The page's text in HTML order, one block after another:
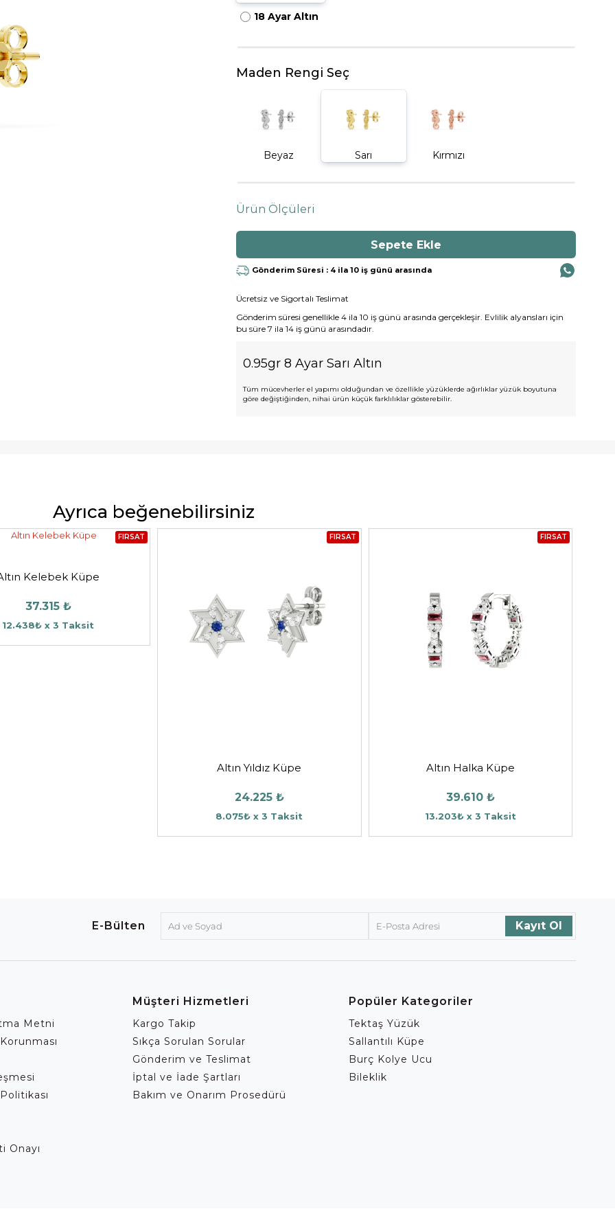
18 Ayar Altın
Maden Rengi Seç
Beyaz Sarı Kırmızı
Ürün Ölçüleri
Gönderim Süresi : 4 ila 10 iş günü arasında
Ücretsiz ve Sigortalı Teslimat
Gönderim süresi genellikle 4 ila 10 iş günü arasında gerçekleşir. Evlilik alyansları için
bu süre 7 ila 14 iş günü arasındadır.
0.95gr 8 Ayar Sarı Altın
Tüm mücevherler el yapımı olduğundan ve özellikle yüzüklerde ağırlıklar yüzük boyutuna
göre değiştiğinden, nihai ürün küçük farklılıklar gösterebilir.
Ayrıca beğenebilirsiniz
FIRSAT
Kelebek Küpe
37.315 ₺
12.438₺ x 3 Taksit
FIRSAT
Altın Yıldız Küpe
24.225 ₺
8.075₺ x 3 Taksit
FIRSAT
Altın Halka Küpe
39.610 ₺
13.203₺ x 3 Taksit
E-Bülten
Metni
Onayı
Müşteri Hizmetleri
Kargo Takip
Sıkça Sorulan Sorular
Gönderim ve Teslimat
İptal ve İade Şartları
Bakım ve Onarım Prosedürü
Popüler Kategoriler
Tektaş Yüzük
Sallantılı Küpe
Burç Kolye Ucu
Bileklik